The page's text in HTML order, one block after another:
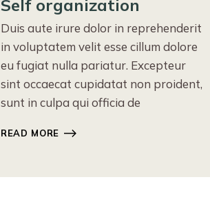
Self organization
Duis aute irure dolor in reprehenderit
in voluptatem velit esse cillum dolore
eu fugiat nulla pariatur. Excepteur
sint occaecat cupidatat non proident,
sunt in culpa qui officia de
READ MORE